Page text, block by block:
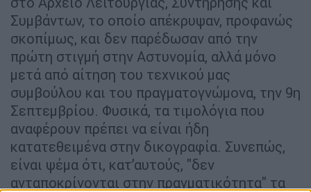
Συμβάντων, το οποίο απέκρυψαν, προφανώς
σκοπίμως, και δεν παρέδωσαν από την
πρώτη στιγμή στην Αστυνομία, αλλά μόνο
μετά από αίτηση του τεχνικού μας
συμβούλου και του πραγματογνώμονα, την 9η
Σεπτεμβρίου. Φυσικά, τα τιμολόγια που
αναφέρουν πρέπει να είναι ήδη
κατατεθειμένα στην δικογραφία. Συνεπώς,
είναι ψέμα ότι, κατ’αυτούς, "δεν
ανταποκρίνονται στην πραγματικότητα" τα